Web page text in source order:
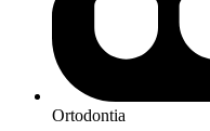
Ortodontia